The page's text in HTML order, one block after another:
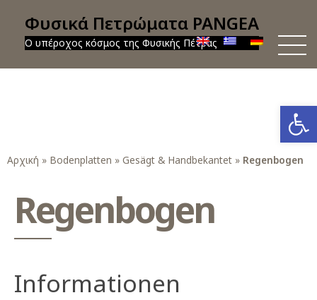
Φυσικά Πετρώματα PANGEA
Ο υπέροχος κόσμος της Φυσικής Πέτρας
Αρχική » Bodenplatten » Gesägt & Handbekantet » Regenbogen
Informationen
Regenbogen